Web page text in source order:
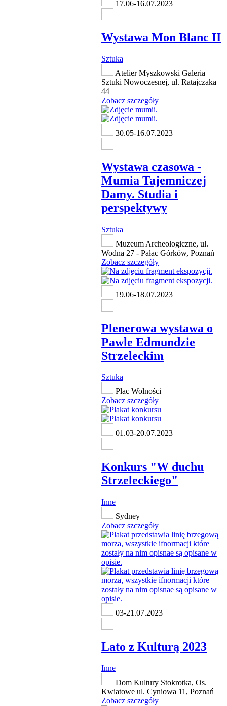
17.06-16.07.2023
Wystawa Mon Blanc II
Sztuka
Atelier Myszkowski Galeria
Sztuki Nowoczesnej, ul. Ratajczaka
44
Zobacz szczegóły
30.05-16.07.2023
Wystawa czasowa -
Mumia Tajemniczej
Damy. Studia i
perspektywy
Sztuka
Muzeum Archeologiczne, ul.
Wodna 27 - Pałac Górków, Poznań
Zobacz szczegóły
19.06-18.07.2023
Plenerowa wystawa o
Pawle Edmundzie
Strzeleckim
Sztuka
Plac Wolności
Zobacz szczegóły
01.03-20.07.2023
Konkurs "W duchu
Strzeleckiego"
Inne
Sydney
Zobacz szczegóły
03-21.07.2023
Lato z Kulturą 2023
Inne
Dom Kultury Stokrotka, Os.
Kwiatowe ul. Cyniowa 11, Poznań
Zobacz szczegóły